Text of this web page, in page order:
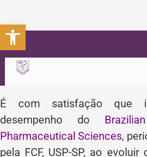
Abrir a barra de
É com satisfação que
desempenho do
Pharmaceutical Sciences,
pela FCF, USP-SP, ao